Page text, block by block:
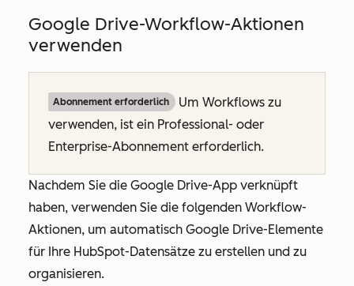
Google Drive-Workflow-Aktionen
verwenden
Abonnement erforderlich
Um Workflows zu
verwenden, ist ein Professional- oder
Enterprise-Abonnement erforderlich.
Nachdem Sie die Google Drive-App verknüpft
haben, verwenden Sie die folgenden Workflow-
Aktionen, um automatisch Google Drive-Elemente
für Ihre HubSpot-Datensätze zu erstellen und zu
organisieren.